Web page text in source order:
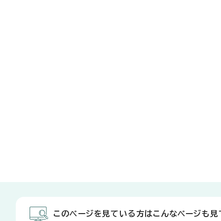
このページを見ている方はこんなページも見